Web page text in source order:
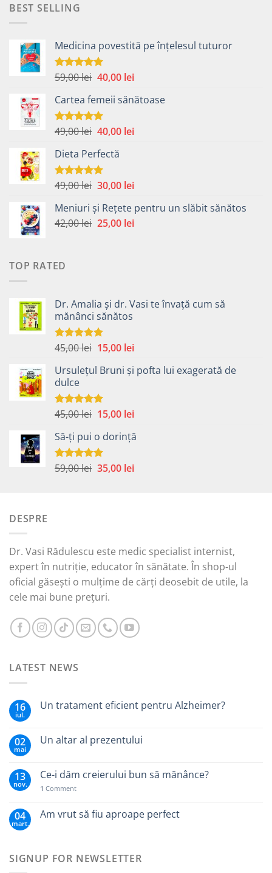
BEST SELLING
Medicina povestită pe înțelesul tuturor
Evaluat la
59,00lei Prețul
a
fost:
59,00 lei.
40,00 leiPrețul
este:
Cartea femeii sănătoase
Evaluat la
49,00lei Prețul
a
fost:
49,00 lei.
40,00 leiPrețul
Dieta Perfectă
Evaluat la
49,00lei Prețul
a
fost:
30,00 leiPrețul
este:
30,00 lei.
Meniuri și Rețete pentru un slăbit sănătos
42,00lei Prețul
25,00 leiPrețul
TOP RATED
Dr. Amalia și dr. Vasi te învață cum să
mănânci sănătos
Evaluat la
45,00lei Prețul
a
45,00 lei.
15,00 leiPrețul
este:
Ursulețul Bruni și pofta lui exagerată de
dulce
Evaluat la
45,00lei Prețul
a
fost:
45,00 lei.
15,00 leiPrețul
este:
Să-ți pui o dorință
Evaluat la
59,00lei Prețul
35,00 leiPrețul
DESPRE
Dr. Vasi Rădulescu este medic specialist internist,
expert în nutriție, educator în sănătate. În shop-ul
oficial găsești o mulțime de cărți deosebit de utile, la
cele mai bune prețuri.
LATEST NEWS
16
iul.
Un tratament eficient pentru Alzheimer?
02
mai
Un altar al prezentului
13
nov.
Ce-i dăm creierului bun să mănânce?
1 Comment
04
mart.
Am vrut să fiu aproape perfect
SIGNUP FOR NEWSLETTER